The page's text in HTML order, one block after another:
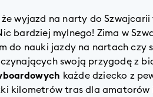
że wyjazd na narty do
bardziej mylnego! Zima w
do nauki jazdy na nartach
swoją przygodę z
każde dziecko z
kilometrów tras dla